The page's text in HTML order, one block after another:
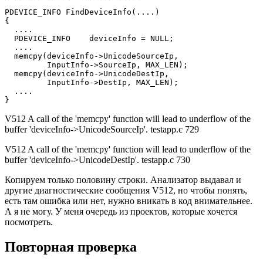
PDEVICE_INFO FindDeviceInfo(....)
{
  ....
  PDEVICE_INFO    deviceInfo = NULL;
  ....
  memcpy(deviceInfo->UnicodeSourceIp,
         InputInfo->SourceIp, MAX_LEN);
  memcpy(deviceInfo->UnicodeDestIp,
         InputInfo->DestIp, MAX_LEN);
  ....
}
V512 A call of the 'memcpy' function will lead to underflow of the
buffer 'deviceInfo->UnicodeSourceIp'. testapp.c 729
V512 A call of the 'memcpy' function will lead to underflow of the
buffer 'deviceInfo->UnicodeDestIp'. testapp.c 730
Копируем только половину строки. Анализатор выдавал и
другие диагностические сообщения V512, но чтобы понять,
есть там ошибка или нет, нужно вникать в код внимательнее.
А я не могу. У меня очередь из проектов, которые хочется
посмотреть.
Повторная проверка